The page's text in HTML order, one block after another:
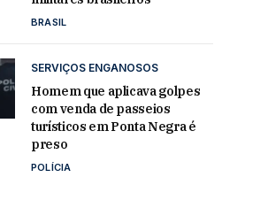
BRASIL
SERVIÇOS ENGANOSOS
Homem que aplicava golpes
com venda de passeios
turísticos em Ponta Negra é
preso
POLÍCIA